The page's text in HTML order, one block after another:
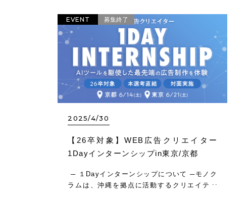
EVENT 募集終了
2025/4/30
【26卒対象】WEB広告クリエイター
1Dayインターンシップin東京/京都
─ １Dayインターンシップについて ─モノク
ラムは、沖縄を拠点に活動するクリエイティ